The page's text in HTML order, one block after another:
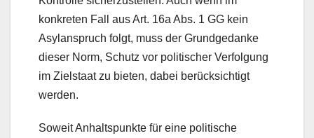
konkreten Fall aus Art. 16a Abs. 1 GG kein
Asylanspruch folgt, muss der Grundgedanke
dieser Norm, Schutz vor politischer Verfolgung
im Zielstaat zu bieten, dabei berücksichtigt
werden.
Soweit Anhaltspunkte für eine politische